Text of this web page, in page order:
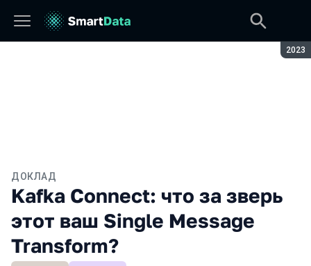
2023
ДОКЛАД
Kafka Connect: что за зверь
этот ваш Single Message
Transform?